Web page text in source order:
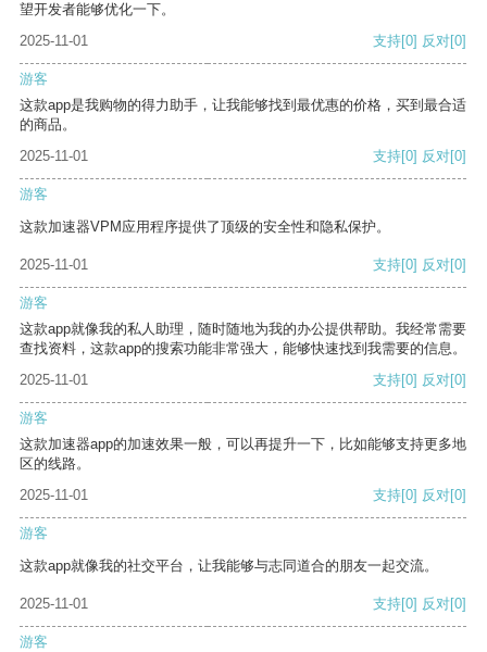
望开发者能够优化一下。
2025-11-01
支持[0] 反对[0]
游客
这款app是我购物的得力助手，让我能够找到最优惠的价格，买到最合适
的商品。
2025-11-01
支持[0] 反对[0]
游客
这款加速器VPM应用程序提供了顶级的安全性和隐私保护。
2025-11-01 支持[0] 反对[0]
游客
这款app就像我的私人助理，随时随地为我的办公提供帮助。我经常需要
查找资料，这款app的搜索功能非常强大，能够快速找到我需要的信息。
2025-11-01
支持[0] 反对[0]
游客
这款加速器app的加速效果一般，可以再提升一下，比如能够支持更多地
区的线路。
2025-11-01
支持[0] 反对[0]
游客
这款app就像我的社交平台，让我能够与志同道合的朋友一起交流。
2025-11-01 支持[0] 反对[0]
游客